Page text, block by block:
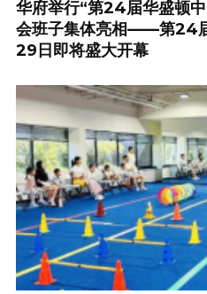
华府举行“第24届华盛顿
会班子集体亮相——第24
29日即将盛大开幕